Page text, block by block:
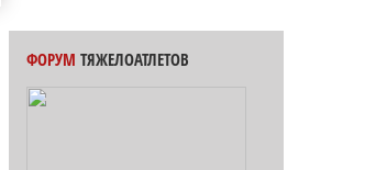
ФОРУМ ТЯЖЕЛОАТЛЕТОВ